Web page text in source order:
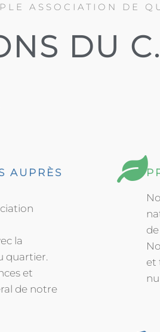
ASSOCIATION DE
DU
AUPRÈS
la
quartier.
et
de notre
et